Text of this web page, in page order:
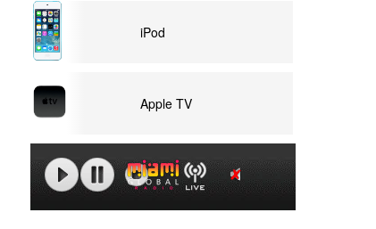
iPod
Apple TV